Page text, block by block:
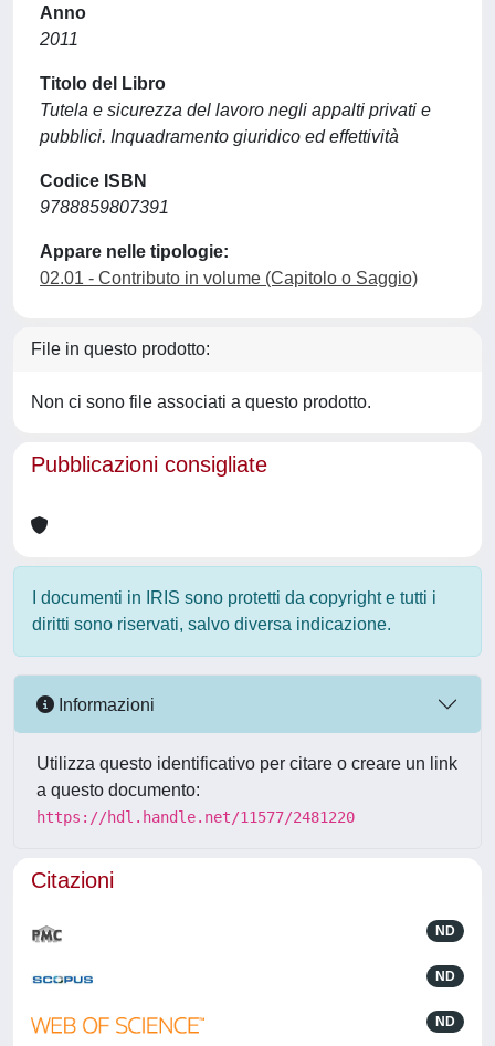
Anno
2011
Titolo del Libro
Tutela e sicurezza del lavoro negli appalti privati e
pubblici. Inquadramento giuridico ed effettività
Codice ISBN
9788859807391
Appare nelle tipologie:
02.01 - Contributo in volume (Capitolo o Saggio)
File in questo prodotto:
Non ci sono file associati a questo prodotto.
Pubblicazioni consigliate
I documenti in IRIS sono protetti da copyright e tutti i
diritti sono riservati, salvo diversa indicazione.
Informazioni
Utilizza questo identificativo per citare o creare un link
a questo documento:
https://hdl.handle.net/11577/2481220
Citazioni
ND
ND
ND